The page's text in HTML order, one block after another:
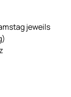
jeweils